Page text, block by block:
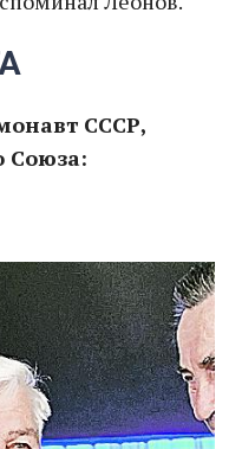
СССР,
Союза: